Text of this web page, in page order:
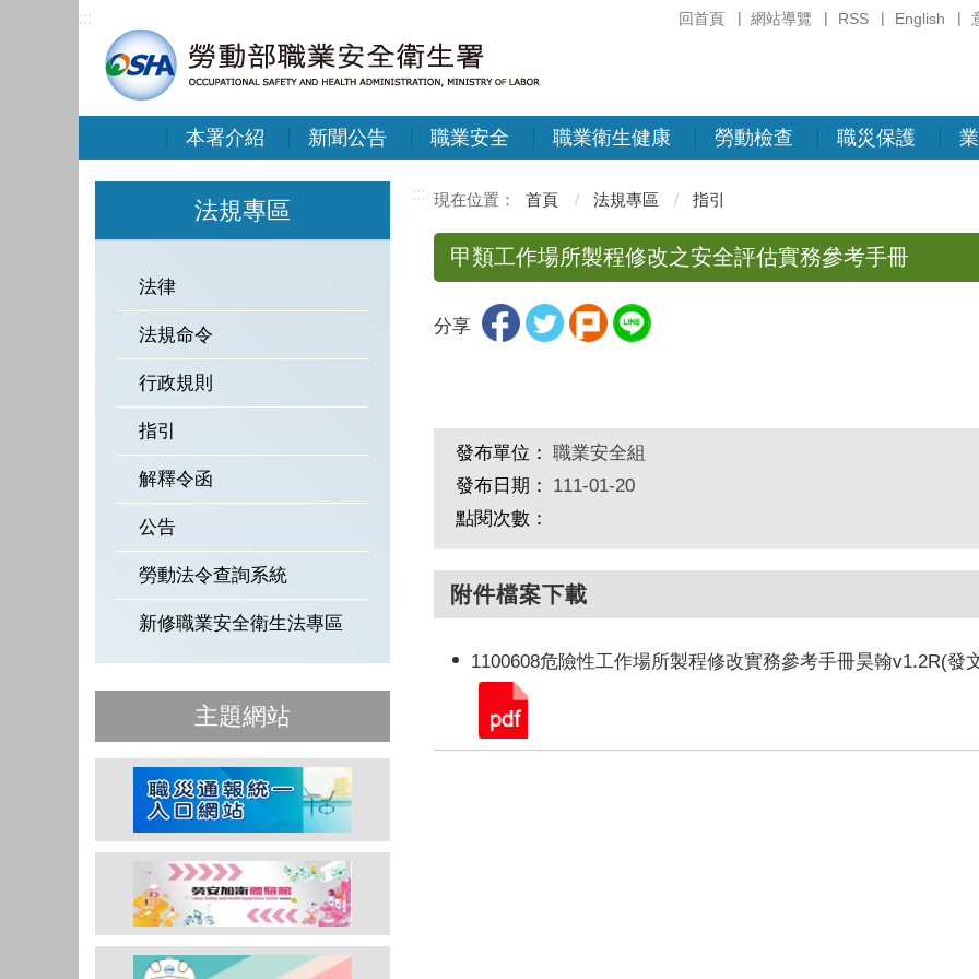
回首頁 網站導覽 RSS English
:::
本署介紹 新聞公告 職業安全 職業衛生健康 勞動檢查 職災保護
法規專區
法律
法規命令
行政規則
指引
解釋令函
公告
勞動法令查詢系統
新修職業安全衛生法專區
主題網站
::: 首頁 法規專區 指引
甲類工作場所製程修改之安全評估實務參考手冊
分享
發布單位： 職業安全組
發布日期：
111-01-20
點閱次數：
附件檔案下載
1100608危險性工作場所製程修改實務參考手冊昊翰v1.2R(發